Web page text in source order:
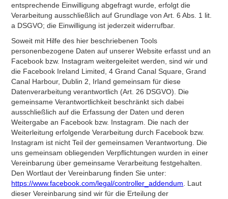
entsprechende Einwilligung abgefragt wurde, erfolgt die
Verarbeitung ausschließlich auf Grundlage von Art. 6 Abs. 1 lit.
a DSGVO; die Einwilligung ist jederzeit widerrufbar.
Soweit mit Hilfe des hier beschriebenen Tools
personenbezogene Daten auf unserer Website erfasst und an
Facebook bzw. Instagram weitergeleitet werden, sind wir und
die Facebook Ireland Limited, 4 Grand Canal Square, Grand
Canal Harbour, Dublin 2, Irland gemeinsam für diese
Datenverarbeitung verantwortlich (Art. 26 DSGVO). Die
gemeinsame Verantwortlichkeit beschränkt sich dabei
ausschließlich auf die Erfassung der Daten und deren
Weitergabe an Facebook bzw. Instagram. Die nach der
Weiterleitung erfolgende Verarbeitung durch Facebook bzw.
Instagram ist nicht Teil der gemeinsamen Verantwortung. Die
uns gemeinsam obliegenden Verpflichtungen wurden in einer
Vereinbarung über gemeinsame Verarbeitung festgehalten.
Den Wortlaut der Vereinbarung finden Sie unter:
https://www.facebook.com/legal/controller_addendum . Laut
dieser Vereinbarung sind wir für die Erteilung der